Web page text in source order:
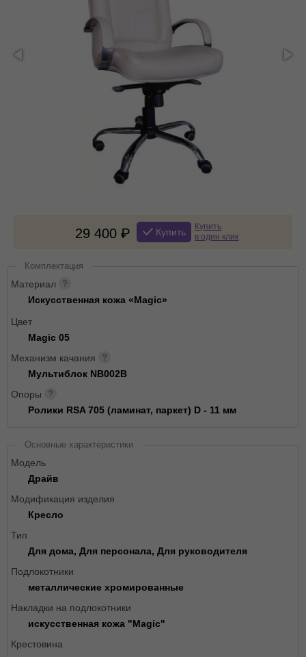
29 400 Купить
Купить
в один клик
Комплектация
Материал
Искусственная кожа «Magic»
Цвет
Magic 05
Механизм качания
Мультиблок NB002B
Опоры
Ролики RSA 705 (ламинат, паркет) D - 11 мм
Основные характеристики
Модель
Драйв
Модификация изделия
Кресло
Тип
Для дома, Для персонала, Для руководителя
Подлокотники
металлические хромированные
Накладки на подлокотники
искусственная кожа "Magic"
Крестовина